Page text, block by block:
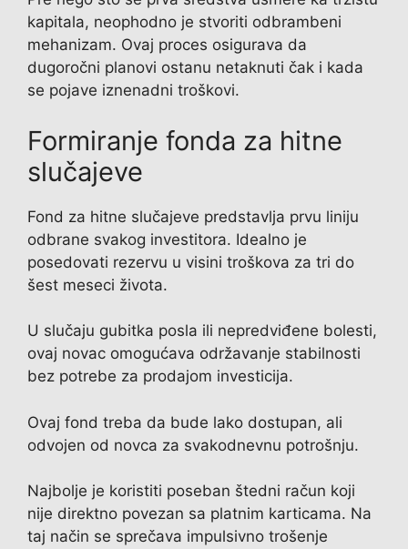
kapitala, neophodno je stvoriti odbrambeni
mehanizam. Ovaj proces osigurava da
dugoročni planovi ostanu netaknuti čak i kada
se pojave iznenadni troškovi.
Formiranje fonda za hitne
slučajeve
Fond za hitne slučajeve predstavlja prvu liniju
odbrane svakog investitora. Idealno je
posedovati rezervu u visini troškova za tri do
šest meseci života.
U slučaju gubitka posla ili nepredviđene bolesti,
ovaj novac omogućava održavanje stabilnosti
bez potrebe za prodajom investicija.
Ovaj fond treba da bude lako dostupan, ali
odvojen od novca za svakodnevnu potrošnju.
Najbolje je koristiti poseban štedni račun koji
nije direktno povezan sa platnim karticama. Na
taj način se sprečava impulsivno trošenje